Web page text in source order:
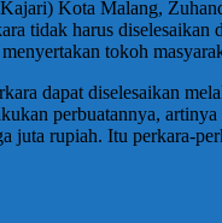
Kota Malang,
tidak harus
tokoh
dapat diselesaikan
perbuatannya,
juta rupiah. Itu perkara-